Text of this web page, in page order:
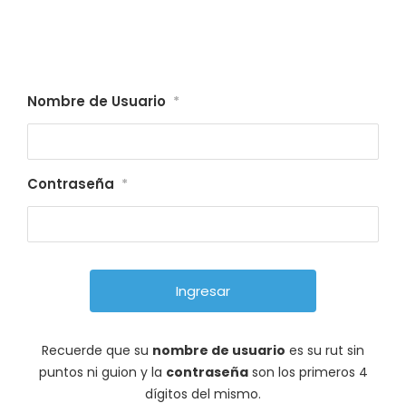
Nombre de Usuario *
Contraseña *
Recuerde que su nombre de usuario es su rut sin
puntos ni guion y la contraseñason los primeros 4
dígitos del mismo.